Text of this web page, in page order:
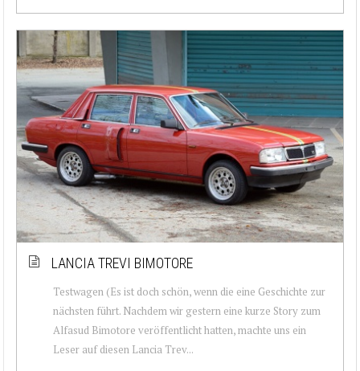
LANCIA TREVI BIMOTORE
Testwagen (Es ist doch schön, wenn die eine Geschichte zur
nächsten führt. Nachdem wir gestern eine kurze Story zum
Alfasud Bimotore veröffentlicht hatten, machte uns ein
Leser auf diesen Lancia Trev...